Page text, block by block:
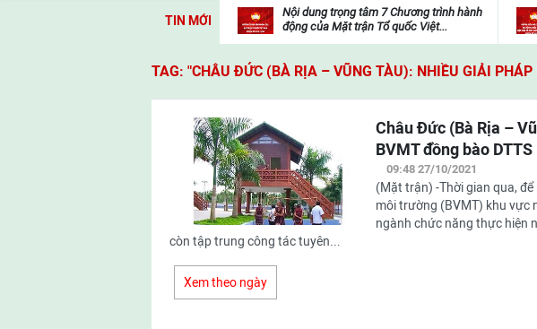
TIN MỚI
Bài viết của Tổng Bí thư Tô Lâm: TIẾN
viện
Nội dung trọng tâm 7 Chương trình hành
động của Mặt trận Tổ quốc Việt...
TAG: "CHÂU ĐỨC (BÀ RỊA – VŨNG TÀU): NHIỀU GIẢI
Châu Đức (Bà Rịa –
BVMT đồng bào DTTS
09:48 27/10/2021
(Mặt trận) -Thời gian qua,
môi trường (BVMT) khu vực
ngành chức năng thực hiện
còn tập trung công tác tuyên...
Xem theo ngày